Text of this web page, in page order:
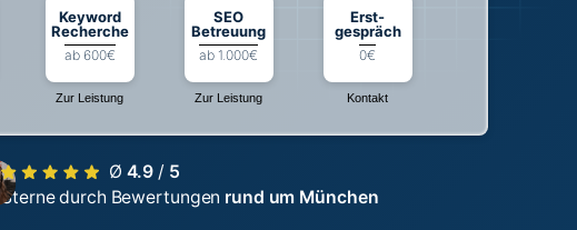
Keyword
Recherche
ab 600€
Zur Leistung
SEO
Betreuung
ab 1.000€
Zur Leistung
Erst-
gespräch
0€
Kontakt
Ø 4.9 / 5
Sterne durch Bewertungen rund um München